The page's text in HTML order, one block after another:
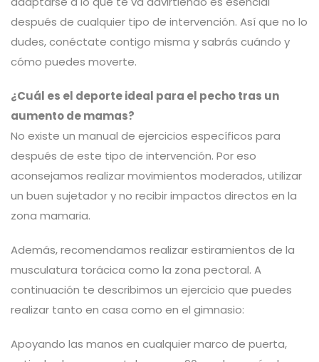
después de cualquier tipo de intervención. Así que no lo
dudes, conéctate contigo misma y sabrás cuándo y
cómo puedes moverte.
¿Cuál es el deporte ideal para el pecho tras un
aumento de mamas?
No existe un manual de ejercicios específicos para
después de este tipo de intervención. Por eso
aconsejamos realizar movimientos moderados, utilizar
un buen sujetador y no recibir impactos directos en la
zona mamaria.
Además, recomendamos realizar estiramientos de la
musculatura torácica como la zona pectoral. A
continuación te describimos un ejercicio que puedes
realizar tanto en casa como en el gimnasio:
Apoyando las manos en cualquier marco de puerta,